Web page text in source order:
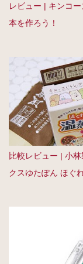
レビュー | キンコ
本を作ろう！
比較レビュー | 小
クスゆたぽん ほぐ